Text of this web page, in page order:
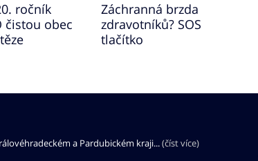
ročník
čistou obec
Záchranná brzda
zdravotníků? SOS
tlačítko
a Pardubickém kraji...(číst více)